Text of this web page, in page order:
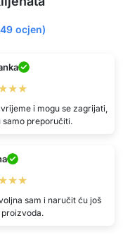
ocjen)
i mogu se zagrijati,
samo preporučiti.
sam i naručit ću još